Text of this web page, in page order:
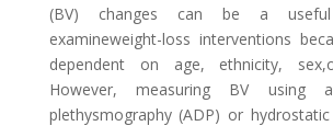
(BV) changes can be a
examineweight-loss interventions
dependent on age, ethnicity,
However, measuring BV using
plethysmography (ADP) or